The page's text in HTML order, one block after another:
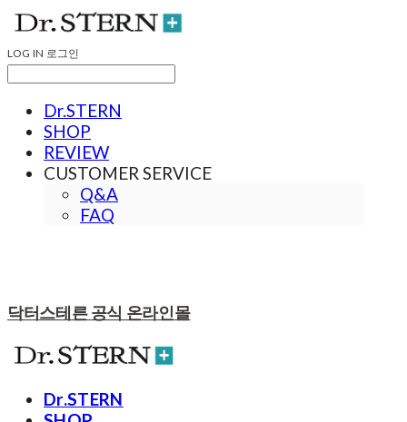
LOG IN 로그인
Dr.STERN
SHOP
REVIEW
CUSTOMER SERVICE
Q&A
FAQ
닥터스테른 공식 온라인몰
Dr.STERN